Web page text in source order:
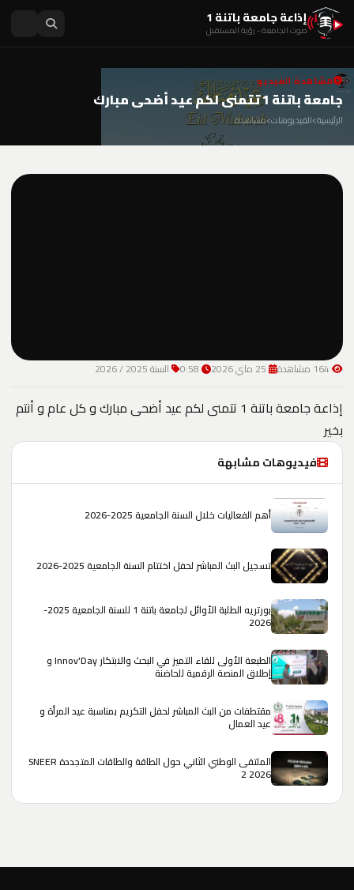
إذاعة جامعة باتنة 1
صوت الجامعة - رؤية المستقبل
مشاهدة الفيديو
جامعة باتنة 1 تتمنى لكم عيد أضحى مبارك
الرئيسية الفيديوهات مشاهدة
السنة 2025 / 2026
إذاعة جامعة باتنة 1 تتمنى لكم عيد أضحى مبارك و كل عام و أنتم
بخير
فيديوهات مشابهة
أهم الفعاليات خلال السنة الجامعية 2025-2026
تسجيل البث المباشر لحفل اختتام السنة الجامعية 2025-2026
بورتريه الطلبة الأوائل لجامعة باتنة 1 للسنة الجامعية 2025-
2026
الطبعة الأولى للقاء التميز في البحث والابتكار Innov'Day و
إطلاق المنصة الرقمية للحاضنة
مقتطفات من البث المباشر لحفل التكريم بمناسبة عيد المرأة و
عيد العمال
الملتقى الوطني الثاني حول الطاقة والطاقات المتجددة SNEER
2 2026